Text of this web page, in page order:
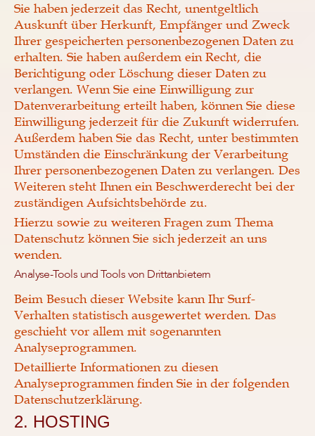
Sie haben jederzeit das Recht, unentgeltlich
Auskunft über Herkunft, Empfänger und Zweck
Ihrer gespeicherten personenbezogenen Daten zu
erhalten. Sie haben außerdem ein Recht, die
Berichtigung oder Löschung dieser Daten zu
verlangen. Wenn Sie eine Einwilligung zur
Datenverarbeitung erteilt haben, können Sie diese
Einwilligung jederzeit für die Zukunft widerrufen.
Außerdem haben Sie das Recht, unter bestimmten
Umständen die Einschränkung der Verarbeitung
Ihrer personenbezogenen Daten zu verlangen. Des
Weiteren steht Ihnen ein Beschwerderecht bei der
zuständigen Aufsichtsbehörde zu.
Hierzu sowie zu weiteren Fragen zum Thema
Datenschutz können Sie sich jederzeit an uns
wenden.
Analyse-Tools und Tools von Dritt­anbietern
Beim Besuch dieser Website kann Ihr Surf-
Verhalten statistisch ausgewertet werden. Das
geschieht vor allem mit sogenannten
Analyseprogrammen.
Detaillierte Informationen zu diesen
Analyseprogrammen finden Sie in der folgenden
Datenschutzerklärung.
2. HOSTING